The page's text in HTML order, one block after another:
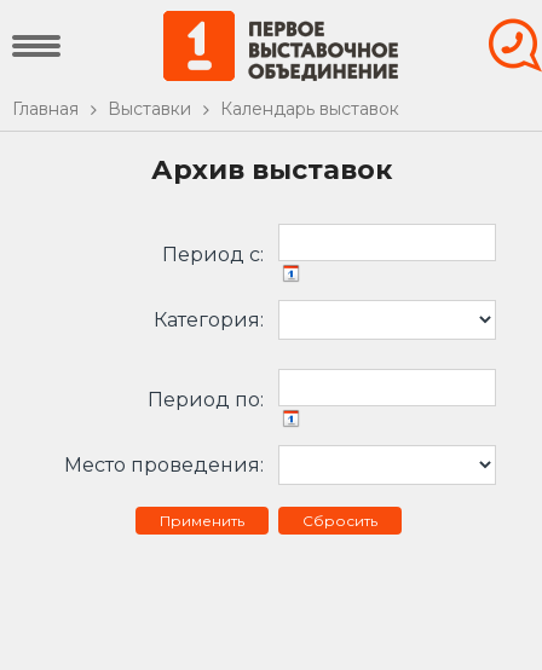
Главная Выставки Календарь выставок
Архив выставок
Период c:
Категория:
Период по:
Место проведения:
Сбросить